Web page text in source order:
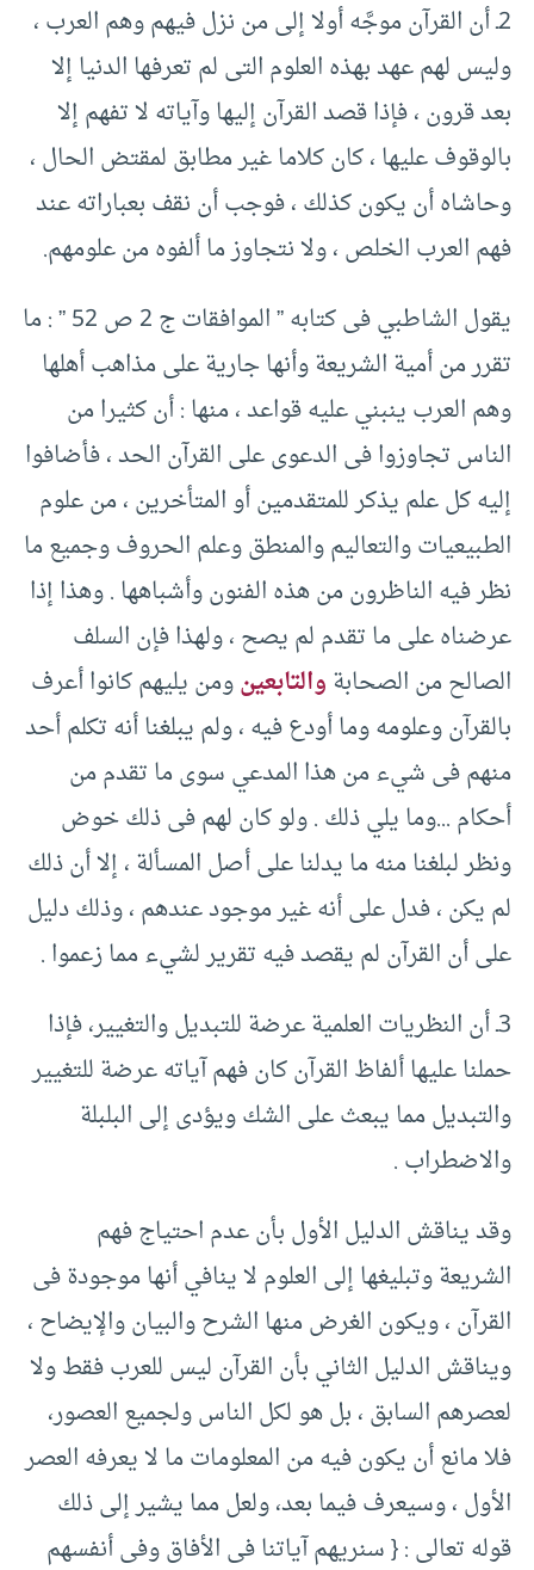
‏2ـ أن القرآن موجَّه أولا إلى من نزل فيهم وهم العرب ،
وليس لهم عهد بهذه العلوم التى لم تعرفها الدنيا إلا
بعد قرون ، فإذا قصد القرآن إليها وآياته لا تفهم إلا
بالوقوف عليها ، كان كلاما غير مطابق لمقتض الحال ،
وحاشاه أن يكون كذلك ، فوجب أن نقف بعباراته عند
فهم العرب الخلص ، ولا نتجاوز ما ألفوه من علومهم.
يقول الشاطبي فى كتابه ” الموافقات ج ‏2 ص ‏52 ” :‏ ما
تقرر من أمية الشريعة وأنها جارية على مذاهب أهلها
وهم العرب ينبني عليه قواعد ، منها :‏ أن كثيرا من
الناس تجاوزوا فى الدعوى على القرآن الحد ، فأضافوا
إليه كل علم يذكر للمتقدمين أو المتأخرين ، من علوم
الطبيعيات والتعاليم والمنطق وعلم الحروف وجميع ما
نظر فيه الناظرون من هذه الفنون وأشباهها .‏ وهذا إذا
عرضناه على ما تقدم لم يصح ، ولهذا فإن السلف
الصالح من الصحابةوالتابعينومن يليهم كانوا أعرف
بالقرآن وعلومه وما أودع فيه ، ولم يبلغنا أنه تكلم أحد
منهم فى شيء من هذا المدعي سوى ما تقدم من
أحكام .‏.‏.‏وما يلي ذلك .‏ ولو كان لهم فى ذلك خوض
ونظر لبلغنا منه ما يدلنا على أصل المسألة ، إلا أن ذلك
لم يكن ، فدل على أنه غير موجود عندهم ، وذلك دليل
على أن القرآن لم يقصد فيه تقرير لشيء مما زعموا .‏
‏3ـ أن النظريات العلمية عرضة للتبديل والتغيير، فإذا
حملنا عليها ألفاظ القرآن كان فهم آياته عرضة للتغيير
والتبديل مما يبعث على الشك ويؤدى إلى البلبلة
والاضطراب .‏
وقد يناقش الدليل الأول بأن عدم احتياج فهم
الشريعة وتبليغها إلى العلوم لا ينافي أنها موجودة فى
القرآن ، ويكون الغرض منها الشرح والبيان والإيضاح ،
ويناقش الدليل الثاني بأن القرآن ليس للعرب فقط ولا
لعصرهم السابق ، بل هو لكل الناس ولجميع العصور،
فلا مانع أن يكون فيه من المعلومات ما لا يعرفه العصر
الأول ، وسيعرف فيما بعد، ولعل مما يشير إلى ذلك
قوله تعالى : {‏ سنريهم آياتنا فى الأفاق وفى أنفسهم